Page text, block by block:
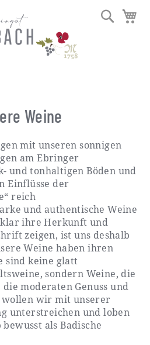
Suche
Weine
mit unseren sonnigen
am Ebringer
und tonhaltigen Böden und
Einflüsse der
reich
und authentische Weine
ihre Herkunft und
zeigen, ist uns deshalb
Weine haben ihren
sind keine glatt
sondern Weine, die
moderaten Genuss und
wollen wir mit unserer
unterstreichen und loben
als Badische